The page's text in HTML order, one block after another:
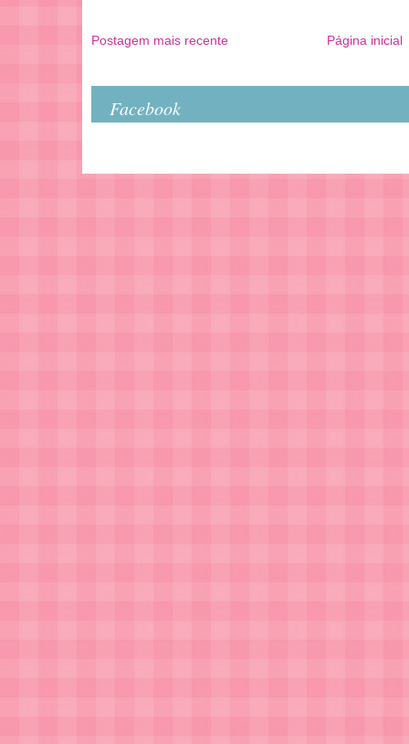
Postagem mais recente Página inicial
Facebook